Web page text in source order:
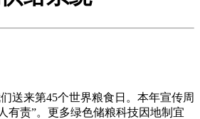
来第45个世界粮食日。本年宣传周
有责”。更多绿色储粮科技因地制宜